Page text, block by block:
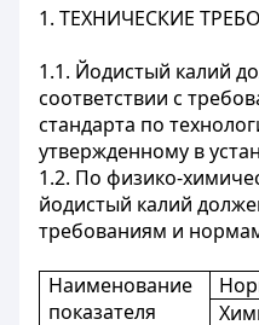
1. ТЕХНИЧЕСКИЕ
1.1. Йодистый калий
соответствии с
стандарта по
утвержденному в
1.2. По физико-
йодистый калий
требованиям и
Наименование
показателя